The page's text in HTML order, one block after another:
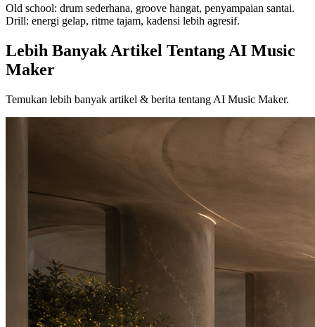
Old school: drum sederhana, groove hangat, penyampaian santai.
Drill: energi gelap, ritme tajam, kadensi lebih agresif.
Lebih Banyak Artikel Tentang AI Music
Maker
Temukan lebih banyak artikel & berita tentang AI Music Maker.